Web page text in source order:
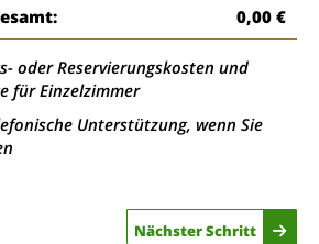
0,00 €
oder Reservierungskosten und
für Einzelzimmer
Unterstützung, wenn Sie
Nächster Schritt